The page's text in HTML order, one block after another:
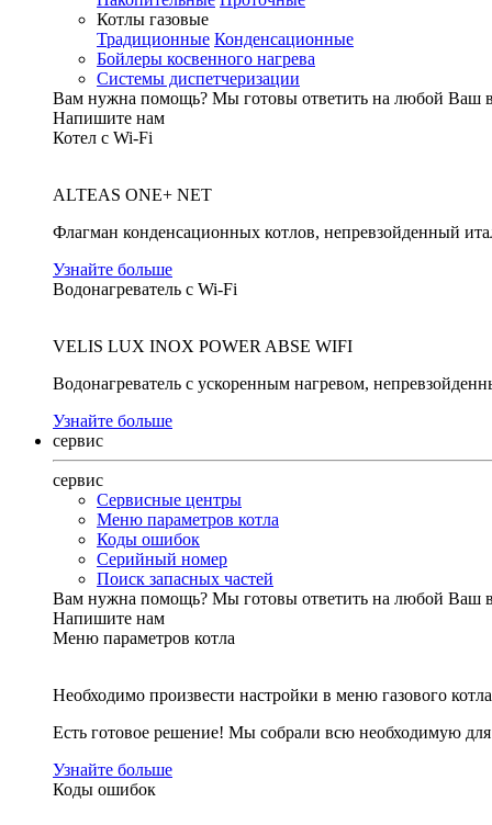
Котлы газовые
Традиционные Конденсационные
Бойлеры косвенного нагрева
Системы диспетчеризации
Вам нужна помощь? Мы готовы ответить на любой Ваш
Напишите нам
Котел с Wi-Fi
ALTEAS ONE+ NET
Флагман конденсационных котлов, непревзойденный
Узнайте больше
Водонагреватель с Wi-Fi
VELIS LUX INOX POWER ABSE WIFI
Водонагреватель с ускоренным нагревом,
Узнайте больше
сервис
сервис
Сервисные центры
Меню параметров котла
Коды ошибок
Серийный номер
Поиск запасных частей
Вам нужна помощь? Мы готовы ответить на любой Ваш
Напишите нам
Меню параметров котла
Необходимо произвести настройки в меню газового
Есть готовое решение! Мы собрали всю необходимую
Узнайте больше
Коды ошибок